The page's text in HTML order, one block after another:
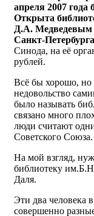
апреля 2007 года
Открыта
Д.А. Медведевым
Санкт-Петербурга
Синода, на её
рублей.
Всё бы хорошо, но
недовольство
было называть
связано много
люди считают
Советского Союза.
На мой взгляд,
библиотеку
Даля.
Эти два человека
совершенно